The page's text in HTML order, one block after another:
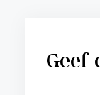
Geef